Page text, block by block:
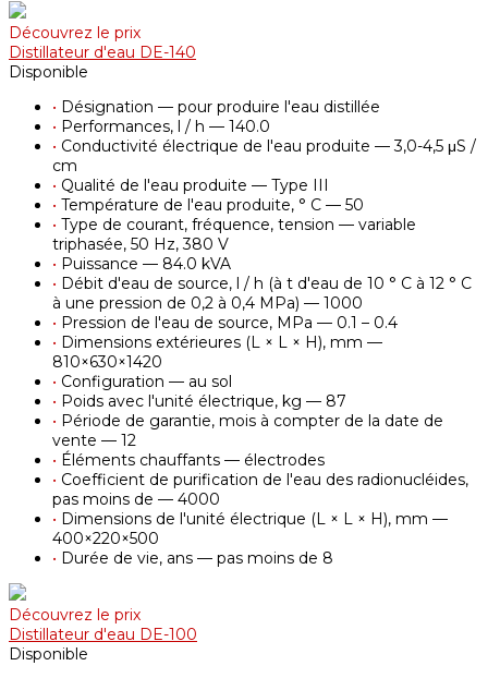
Découvrez le prix
Distillateur d'eau DE-140
Disponible
• Désignation — pour produire l'eau distillée
• Performances, l / h — 140.0
• Conductivité électrique de l'eau produite — 3,0-4,5 μS /
cm
• Qualité de l'eau produite — Type III
• Température de l'eau produite, ° С — 50
• Type de courant, fréquence, tension — variable
triphasée, 50 Hz, 380 V
• Puissance — 84.0 kVA
• Débit d'eau de source, l / h (à t d'eau de 10 ° С à 12 ° С
à une pression de 0,2 à 0,4 MPa) — 1000
• Pression de l'eau de source, MPa — 0.1 – 0.4
• Dimensions extérieures (L × L × H), mm —
810×630×1420
• Configuration — au sol
• Poids avec l'unité électrique, kg — 87
• Période de garantie, mois à compter de la date de
vente — 12
• Éléments chauffants — électrodes
• Coefficient de purification de l'eau des radionucléides,
pas moins de — 4000
• Dimensions de l'unité électrique (L × L × H), mm —
400×220×500
• Durée de vie, ans — pas moins de 8
Découvrez le prix
Distillateur d'eau DE-100
Disponible